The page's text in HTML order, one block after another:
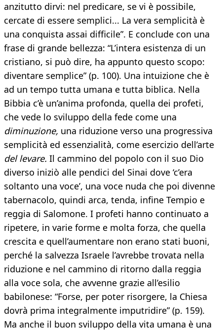
anzitutto dirvi: nel predicare, se vi è possibile,
cercate di essere semplici... La vera semplicità è
una conquista assai difficile”. E conclude con una
frase di grande bellezza: “L’intera esistenza di un
cristiano, si può dire, ha appunto questo scopo:
diventare semplice” (p. 100). Una intuizione che è
ad un tempo tutta umana e tutta biblica. Nella
Bibbia c’è un’anima profonda, quella dei profeti,
che vede lo sviluppo della fede come una
diminuzione, una riduzione verso una progressiva
semplicità ed essenzialità, come esercizio dell’arte
del levare. Il cammino del popolo con il suo Dio
diverso iniziò alle pendici del Sinai dove ‘c’era
soltanto una voce’, una voce nuda che poi divenne
tabernacolo, quindi arca, tenda, infine Tempio e
reggia di Salomone. I profeti hanno continuato a
ripetere, in varie forme e molta forza, che quella
crescita e quell’aumentare non erano stati buoni,
perché la salvezza Israele l’avrebbe trovata nella
riduzione e nel cammino di ritorno dalla reggia
alla voce sola, che avvenne grazie all’esilio
babilonese: “Forse, per poter risorgere, la Chiesa
dovrà prima integralmente imputridire” (p. 159).
Ma anche il buon sviluppo della vita umana è una